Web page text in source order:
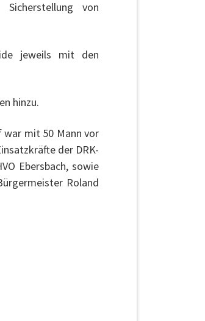
von
jeweils mit den
hinzu.
war mit 50 Mann vor
der DRK-
Ebersbach, sowie
Roland